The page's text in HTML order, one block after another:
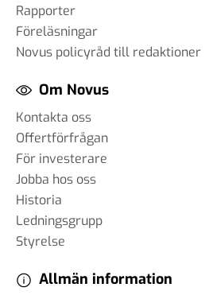
Rapporter
Föreläsningar
Novus policyråd till redaktioner
Om Novus
Kontakta oss
Offertförfrågan
För investerare
Jobba hos oss
Historia
Ledningsgrupp
Styrelse
Allmän information